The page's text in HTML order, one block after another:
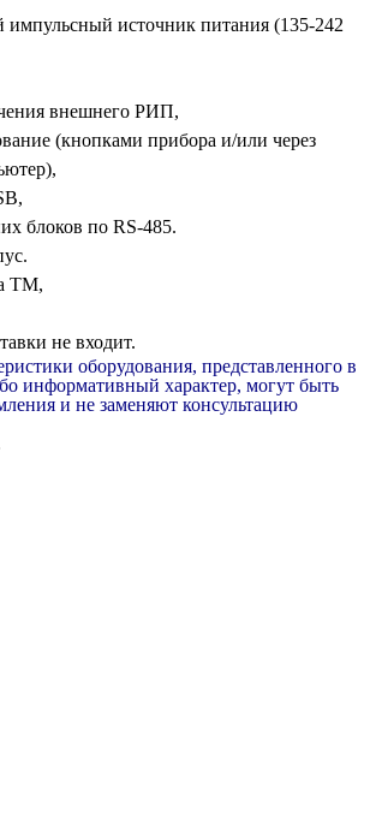
источник питания (135-242
внешнего РИП,
(кнопками прибора и/или через
блоков по RS-485.
ТМ,
не входит.
оборудования, представленного в
информативный характер, могут быть
и не заменяют консультацию